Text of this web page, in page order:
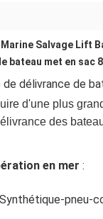
Salvage Lift
bateau met en sac
délivrance de
d'une plus
des
en mer :
pneu-